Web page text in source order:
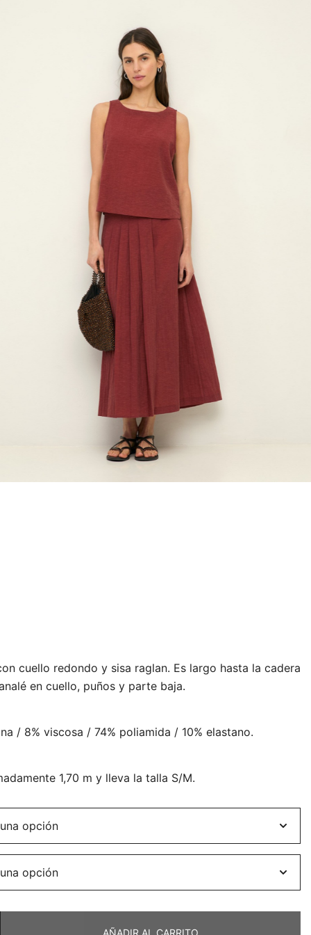
cuello redondo y sisa raglan. Es largo hasta la cadera
en cuello, puños y parte baja.
/ 8% viscosa / 74% poliamida / 10% elastano.
1,70 m y lleva la talla S/M.
AÑADIR AL CARRITO